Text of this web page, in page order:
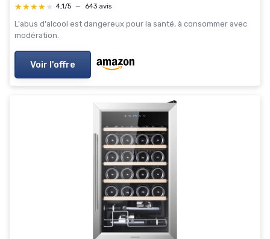
★★★★★
★★★★★ 4,1/5 — 643 avis
L'abus d'alcool est dangereux pour la santé, à consommer avec
modération.
Voir l'offre